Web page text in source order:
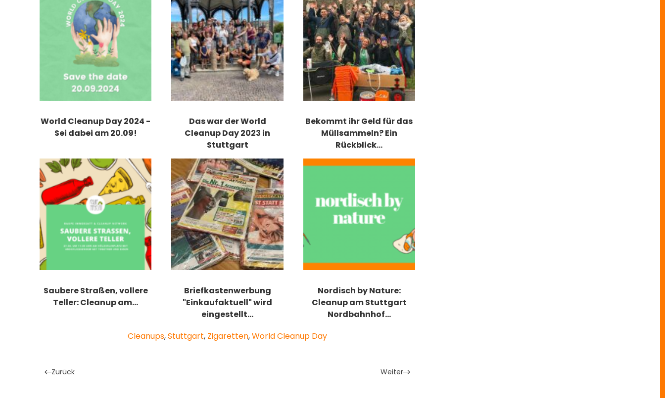
World Cleanup Day 2024 -
Sei dabei am 20.09!
Das war der World
Cleanup Day 2023 in
Stuttgart
Bekommt ihr Geld für das
Müllsammeln? Ein
Rückblick…
Saubere Straßen, vollere
Teller: Cleanup am…
Briefkastenwerbung
"Einkaufaktuell" wird
eingestellt…
Nordisch by Nature:
Cleanup am Stuttgart
Nordbahnhof…
Cleanups,Stuttgart, Zigaretten,World Cleanup Day
Zurück Weiter